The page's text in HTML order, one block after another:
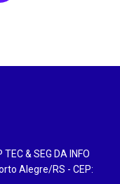
& SEG DA INFO
Alegre/RS - CEP: